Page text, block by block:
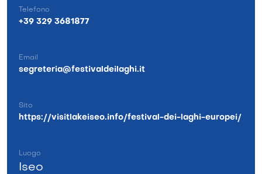
Telefono
+39 329 3681877
Email
segreteria@festivaldeilaghi.it
Sito
https://visitlakeiseo.info/festival-dei-laghi-europei/
Luogo
Iseo